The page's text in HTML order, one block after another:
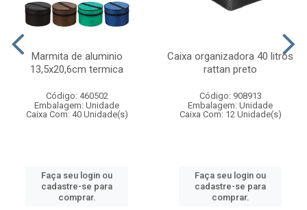
Marmita de aluminio
13,5x20,6cm termica
Código: 460502
Embalagem: Unidade
Caixa Com: 40 Unidade(s)
Faça seu login ou
cadastre-se para
comprar.
Caixa organizadora 40 litros
rattan preto
Código: 908913
Embalagem: Unidade
Caixa Com: 12 Unidade(s)
Faça seu login ou
cadastre-se para
comprar.